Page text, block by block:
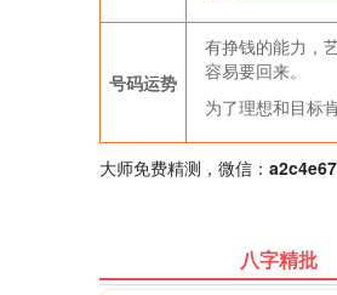
号码运势
有挣钱的能力，
容易要回来。
为了理想和目标
大师免费精测，微信：
八字精批